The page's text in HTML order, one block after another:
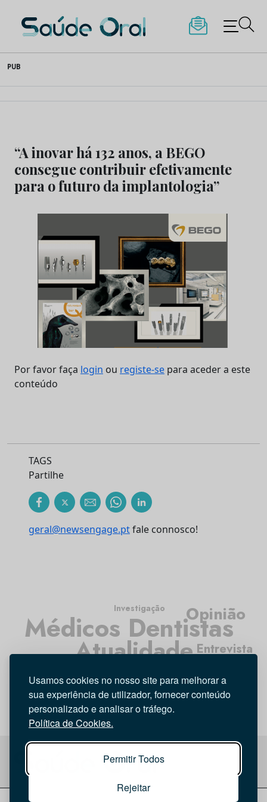
Usamos cookies no nosso site para melhorar a
sua experiência de utilizador, fornecer conteúdo
personalizado e analisar o tráfego.
Política de Cookies.
Permitir Todos
Rejeitar
to
content
Saúde Oral
PUB
“A inovar há 132 anos, a BEGO
consegue contribuir efetivamente
para o futuro da implantologia”
Por favor faça login ou registe-se para aceder a este
conteúdo
TAGS
Partilhe
geral@newsengage.ptfale connosco!
Atualidade
Médicos Dentistas
Higiene Oral
Entrevista
Opinião
Investigação